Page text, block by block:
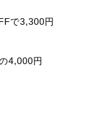
で3,300円
4,000円